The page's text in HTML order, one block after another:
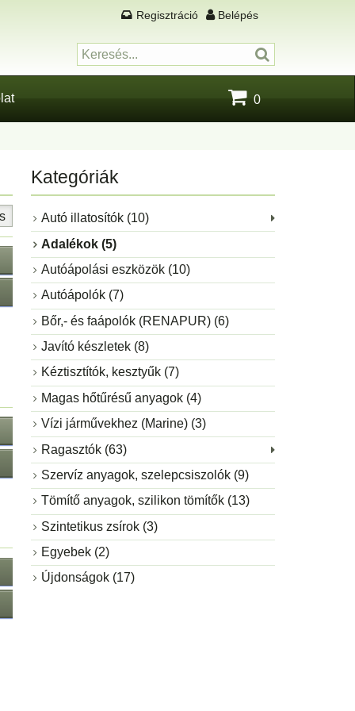
Regisztráció Belépés
0
Kategóriák
Autó illatosítók (10)
Adalékok (5)
Autóápolási eszközök (10)
Autóápolók (7)
Bőr,- és faápolók (RENAPUR) (6)
Javító készletek (8)
Kéztisztítók, kesztyűk (7)
Magas hőtűrésű anyagok (4)
Vízi járművekhez (Marine) (3)
Ragasztók (63)
Szervíz anyagok, szelepcsiszolók (9)
Tömítő anyagok, szilikon tömítők (13)
Szintetikus zsírok (3)
Egyebek (2)
Újdonságok (17)